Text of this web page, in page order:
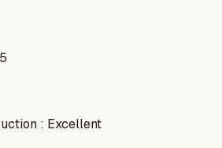
: Excellent